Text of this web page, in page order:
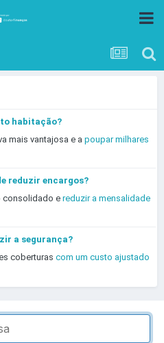
habitação?
mais vantajosa e a poupar milhares
reduzir encargos?
consolidado e reduzir a mensalidade
a segurança?
coberturas com um custo ajustado